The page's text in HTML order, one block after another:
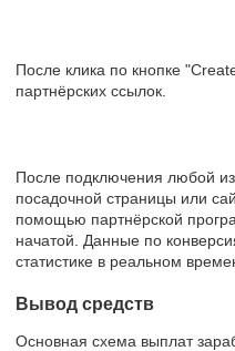
После клика по кнопке
партнёрских ссылок.
После подключения любой
посадочной страницы или
помощью партнёрской
начатой. Данные по
статистике в реальном
Вывод средств
Основная схема выплат